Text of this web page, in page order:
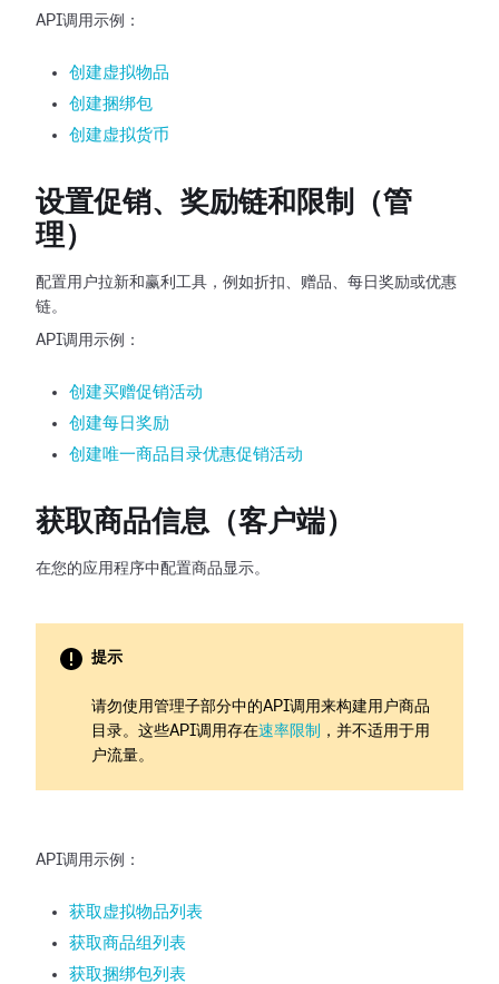
API调用示例：
创建虚拟物品
创建捆绑包
创建虚拟货币
设置促销、奖励链和限制（管
理）
配置用户拉新和赢利工具，例如折扣、赠品、每日奖励或优惠
链。
API调用示例：
创建买赠促销活动
创建每日奖励
创建唯一商品目录优惠促销活动
获取商品信息（客户端）
在您的应用程序中配置商品显示。
提示
请勿使用管理子部分中的API调用来构建用户商品
目录。这些API调用存在速率限制
，并不适用于用
户流量。
API调用示例：
获取虚拟物品列表
获取商品组列表
获取捆绑包列表